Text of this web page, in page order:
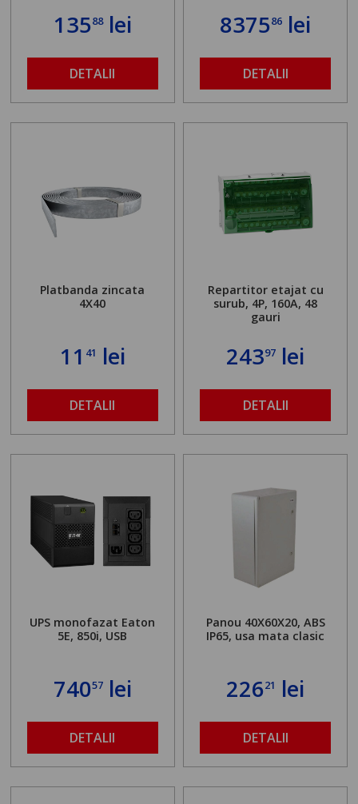
13588lei
DETALII
837586 lei
DETALII
Platbanda zincata
4X40
11 41 lei
DETALII
Repartitor etajat cu
surub, 4P, 160A, 48
gauri
24397 lei
DETALII
UPS monofazat Eaton
5E, 850i, USB
74057lei
DETALII
Panou 40X60X20, ABS
IP65, usa mata clasic
22621 lei
DETALII